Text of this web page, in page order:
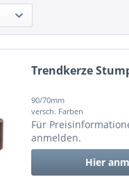
Trendkerze
90/70mm
versch. Farben
Für
anmelden.
Hier